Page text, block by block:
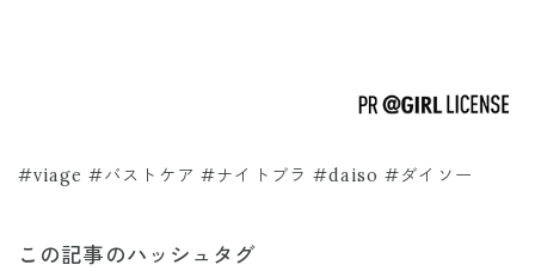
#viage #バストケア #ナイトブラ #daiso #ダイソー
この記事のハッシュタグ